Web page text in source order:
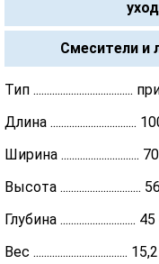
Смесители и
Тип .....................................
Длина ................................
Ширина .............................
Высота ..............................
Глубина ............................
Вес ...................................